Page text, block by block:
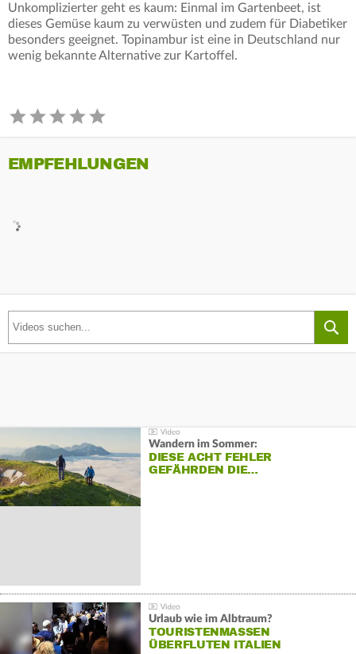
Unkomplizierter geht es kaum: Einmal im Gartenbeet, ist
dieses Gemüse kaum zu verwüsten und zudem für Diabetiker
besonders geeignet. Topinambur ist eine in Deutschland nur
wenig bekannte Alternative zur Kartoffel.
EMPFEHLUNGEN
Wandern im Sommer:
DIESE ACHT FEHLER
GEFÄHRDEN DIE…
Urlaub wie im Albtraum?
TOURISTENMASSEN
ÜBERFLUTEN ITALIEN